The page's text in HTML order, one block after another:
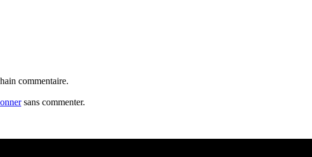
commentaire.
sans commenter.